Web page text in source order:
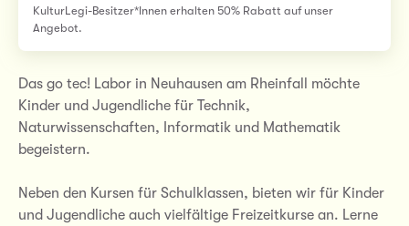
KulturLegi-Besitzer*Innen erhalten 50% Rabatt auf unser
Angebot.
Das go tec! Labor in Neuhausen am Rheinfall möchte
Kinder und Jugendliche für Technik,
Naturwissenschaften, Informatik und Mathematik
begeistern.
Neben den Kursen für Schulklassen, bieten wir für Kinder
und Jugendliche auch vielfältige Freizeitkurse an. Lerne